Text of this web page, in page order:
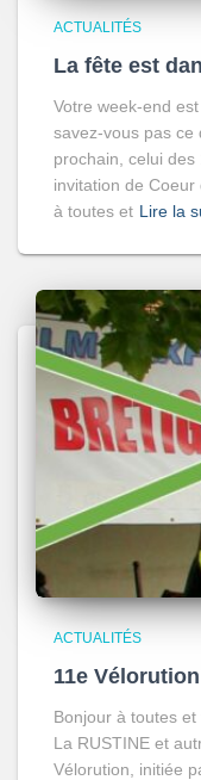
ACTUALITÉS
La fête est
Votre week-end
savez-vous pas ce
prochain, celui des
invitation de Coeur
à toutes et Lire la
ACTUALITÉS
11e
Bonjour à toutes et
La RUSTINE et
Vélorution, initiée